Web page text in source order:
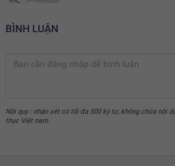
BÌNH LUẬN
Nội quy : nhận xét có tối đa 500 ký tự, không chứa nội
thục Việt nam.